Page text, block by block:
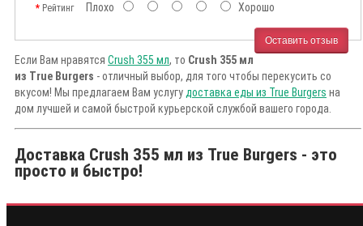
РейтингПлохо Хорошо
Оставить отзыв
Если Вам нравятся Crush 355 мл, то Crush 355 мл
из True Burgers - отличный выбор, для того чтобы перекусить со
вкусом! Мы предлагаем Вам услугу доставка еды из True Burgers на
дом лучшей и самой быстрой курьерской службой вашего города.
Доставка Crush 355 мл из True Burgers - это
просто и быстро!